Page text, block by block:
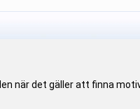
när det gäller att finna